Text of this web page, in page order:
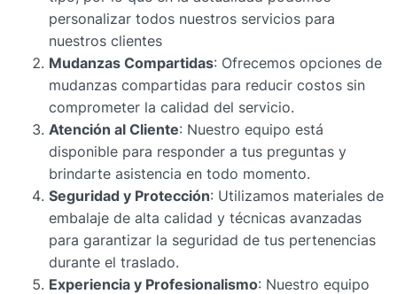
personalizar todos nuestros servicios para
nuestros clientes
Mudanzas Compartidas: Ofrecemos opciones de
mudanzas compartidas para reducir costos sin
comprometer la calidad del servicio.
Atención al Cliente: Nuestro equipo está
disponible para responder a tus preguntas y
brindarte asistencia en todo momento.
Seguridad y Protección: Utilizamos materiales de
embalaje de alta calidad y técnicas avanzadas
para garantizar la seguridad de tus pertenencias
durante el traslado.
Experiencia y Profesionalismo: Nuestro equipo